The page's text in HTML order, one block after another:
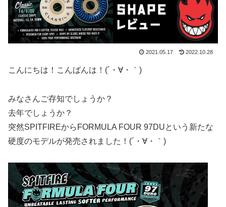
2021.05.17 2022.10.28
こんにちは！こんばんは！(´・∀・｀)
みなさんご存知でしょうか？
去年でしょうか？
突然SPITFIREからFORMULA FOUR 97DUという新たな
硬度のモデルが発売されました！(´・∀・｀)